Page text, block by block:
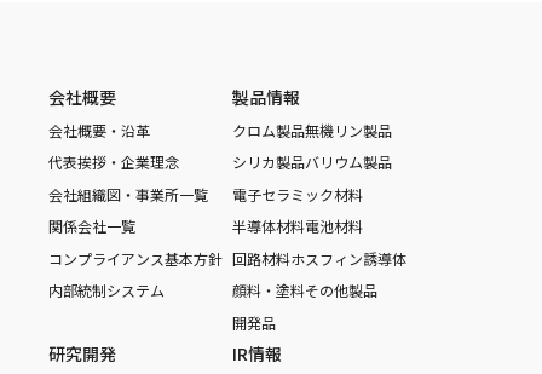
会社概要
会社概要・沿革
代表挨拶・企業理念
会社組織図・事業所一覧
関係会社一覧
コンプライアンス基本方針
内部統制システム
製品情報
クロム製品無機リン製品
シリカ製品バリウム製品
電子セラミック材料
半導体材料電池材料
回路材料ホスフィン誘導体
顔料・塗料その他製品
開発品
研究開発 IR情報